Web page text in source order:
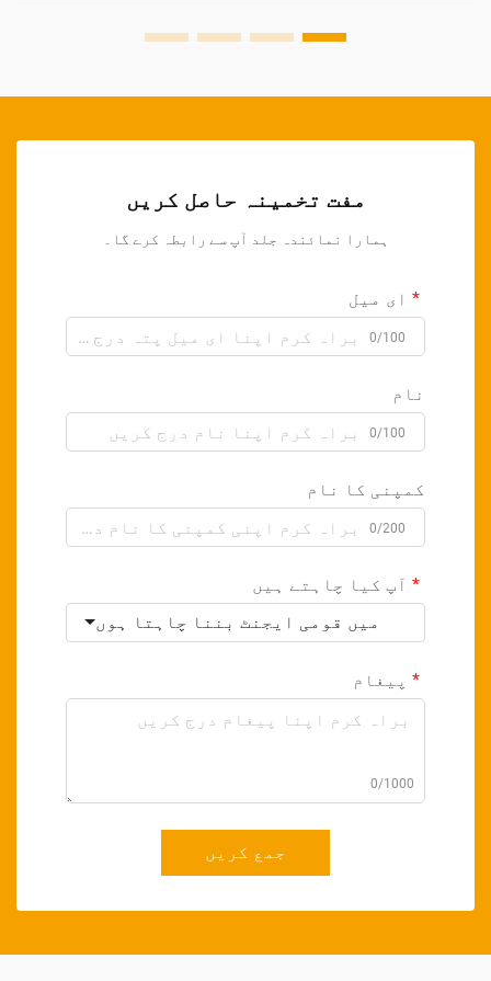
مفت تخمینہ حاصل کریں
ہمارا نمائندہ جلد آپ سے رابطہ کرے گا۔
ای میل
0/100
نام
0/100
کمپنی کا نام
0/200
آپ کیا چاہتے ہیں
میں قومی ایجنٹ بننا چاہتا ہوں
پیغام
0/1000
جمع کریں